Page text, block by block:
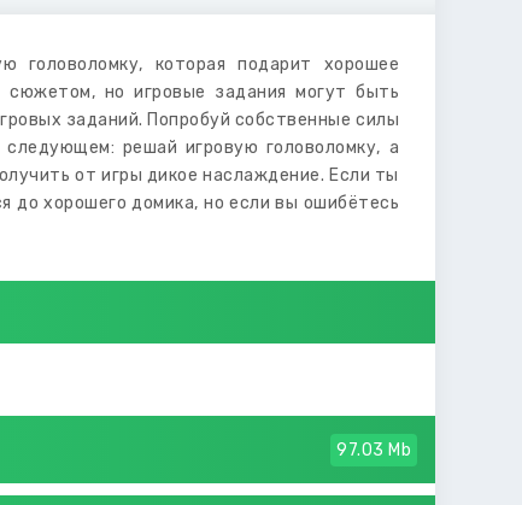
головоломку, которая подарит хорошее
но игровые задания могут быть
заданий. Попробуй собственные силы
решай игровую головоломку, а
от игры дикое наслаждение. Если ты
до хорошего домика, но если вы ошибётесь
97.03 Mb